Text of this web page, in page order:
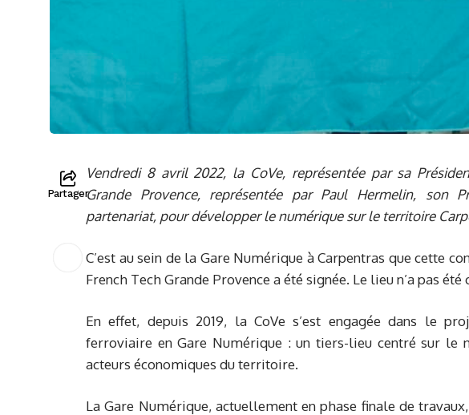
Partager
Vendredi 8 avril 2022, la CoVe, représentée par sa
Grande Provence, représentée par Paul Hermelin, son
partenariat, pour développer le numérique sur le territoire
C’est au sein de la Gare Numérique à Carpentras que cette
French Tech Grande Provence a été signée. Le lieu n’a pas été
En effet, depuis 2019, la CoVe s’est engagée dans le
ferroviaire en Gare Numérique : un tiers-lieu centré sur le
acteurs économiques du territoire.
La Gare Numérique, actuellement en phase finale de